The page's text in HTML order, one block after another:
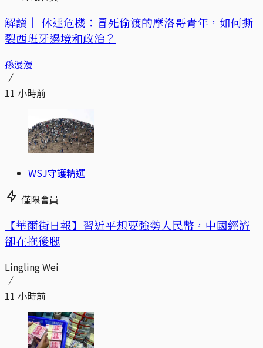
解讀｜ 休達危機：冒死偷渡的摩洛哥青年，如何撕
裂西班牙邊境和政治？
孫漫漫
11 小時前
WSJ守護精選
僅限會員
【華爾街日報】習近平想要強勢人民幣，中國經濟
卻在拖後腿
Lingling Wei
11 小時前